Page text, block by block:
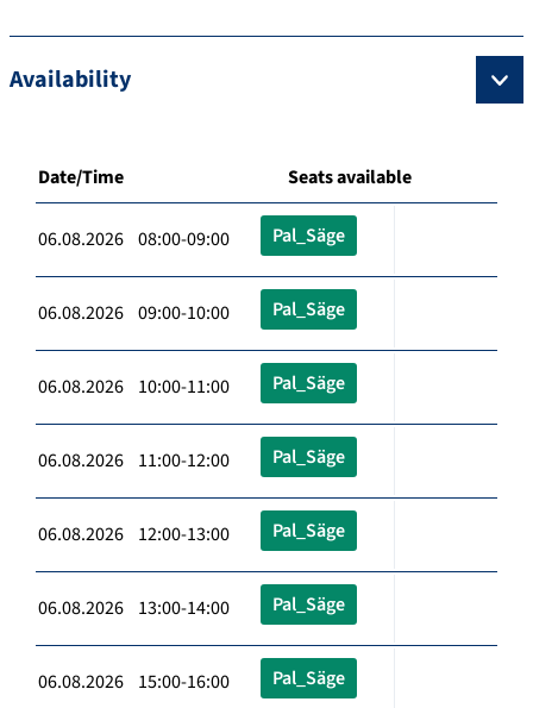
Availability
Date/Time Seats available
06.08.2026 08:00-09:00 Pal_Säge
06.08.2026 09:00-10:00 Pal_Säge
06.08.2026 10:00-11:00 Pal_Säge
06.08.2026 11:00-12:00 Pal_Säge
06.08.2026 12:00-13:00 Pal_Säge
06.08.2026 13:00-14:00 Pal_Säge
06.08.2026 15:00-16:00 Pal_Säge